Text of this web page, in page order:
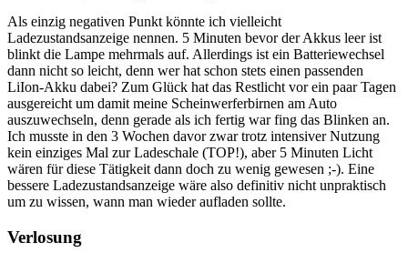
Als einzig negativen Punkt könnte ich vielleicht
Ladezustandsanzeige nennen. 5 Minuten bevor der Akkus leer ist
blinkt die Lampe mehrmals auf. Allerdings ist ein Batteriewechsel
dann nicht so leicht, denn wer hat schon stets einen passenden
LiIon-Akku dabei? Zum Glück hat das Restlicht vor ein paar Tagen
ausgereicht um damit meine Scheinwerferbirnen am Auto
auszuwechseln, denn gerade als ich fertig war fing das Blinken an.
Ich musste in den 3 Wochen davor zwar trotz intensiver Nutzung
kein einziges Mal zur Ladeschale (TOP!), aber 5 Minuten Licht
wären für diese Tätigkeit dann doch zu wenig gewesen ;-). Eine
bessere Ladezustandsanzeige wäre also definitiv nicht unpraktisch
um zu wissen, wann man wieder aufladen sollte.
Verlosung